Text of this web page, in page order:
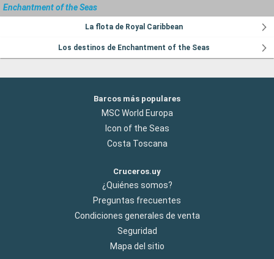
Enchantment of the Seas
La flota de Royal Caribbean
Los destinos de Enchantment of the Seas
Barcos más populares
MSC World Europa
Icon of the Seas
Costa Toscana
Cruceros.uy
¿Quiénes somos?
Preguntas frecuentes
Condiciones generales de venta
Seguridad
Mapa del sitio